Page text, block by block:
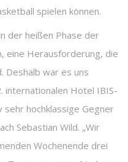
spielen können.
der heißen Phase der
eine Herausforderung, die
Deshalb war es uns
internationalen Hotel IBIS-
sehr hochklassige Gegner
Sebastian Wild. „Wir
Wochenende drei